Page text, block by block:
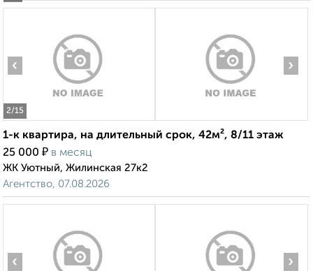
2/15
‹ ›
1-к квартира, на длительный срок, 42м², 8/11 этаж
25 000 ₽ в месяц
ЖК Уютный, Жилинская 27к2
Агентство, 07.08.2026
‹ ›